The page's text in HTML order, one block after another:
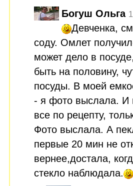
Богуш Ольга
Девченка,
соду. Омлет
может дело в
быть на половину,
посуды. В моей
- я фото выслала. И
все по рецепту,
Фото выслала. А
первые 20 мин не
вернее,достала,
стекло наблюдала.